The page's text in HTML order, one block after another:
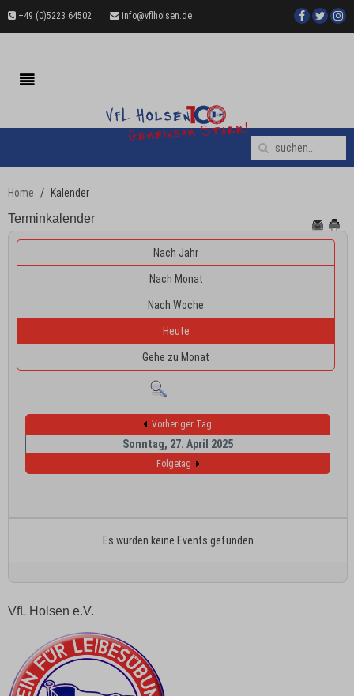
+49 (0)5223 64502 info@vflholsen.de
Home Kalender
Terminkalender
Nach Jahr
Nach Monat
Nach Woche
Heute
Gehe zu Monat
Vorheriger Tag
Sonntag, 27. April 2025
Folgetag
Es wurden keine Events gefunden
VfL Holsen e.V.